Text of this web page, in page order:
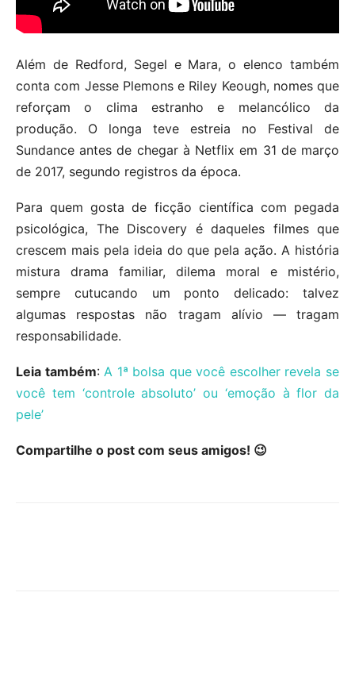
Além de Redford, Segel e Mara, o elenco também
conta com Jesse Plemons e Riley Keough, nomes que
reforçam o clima estranho e melancólico da
produção. O longa teve estreia no Festival de
Sundance antes de chegar à Netflix em 31 de março
de 2017, segundo registros da época.
Para quem gosta de ficção científica com pegada
psicológica, The Discovery é daqueles filmes que
crescem mais pela ideia do que pela ação. A história
mistura drama familiar, dilema moral e mistério,
sempre cutucando um ponto delicado: talvez
algumas respostas não tragam alívio — tragam
responsabilidade.
Leia também: A 1ª bolsa que você escolher revela se
você tem ‘controle absoluto’ ou ‘emoção à flor da
pele’
Compartilhe o post com seus amigos! 😉